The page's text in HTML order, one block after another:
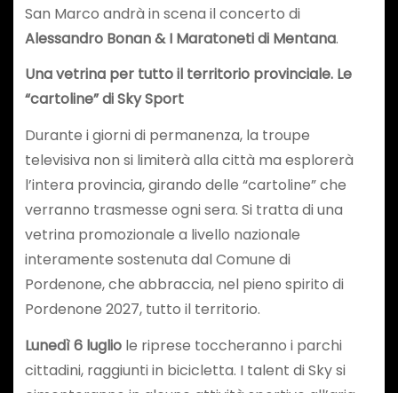
San Marco andrà in scena il concerto di
Alessandro Bonan & I Maratoneti di Mentana.
Una vetrina per tutto il territorio provinciale. Le
“cartoline” di Sky Sport
Durante i giorni di permanenza, la troupe
televisiva non si limiterà alla città ma esplorerà
l’intera provincia, girando delle “cartoline” che
verranno trasmesse ogni sera. Si tratta di una
vetrina promozionale a livello nazionale
interamente sostenuta dal Comune di
Pordenone, che abbraccia, nel pieno spirito di
Pordenone 2027, tutto il territorio.
Lunedì 6 lugliole riprese toccheranno i parchi
cittadini, raggiunti in bicicletta. I talent di Sky si